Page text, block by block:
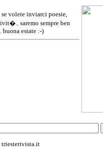
volete inviarci poesie,
saremo sempre ben
buona estate :-)
triesterivista.it